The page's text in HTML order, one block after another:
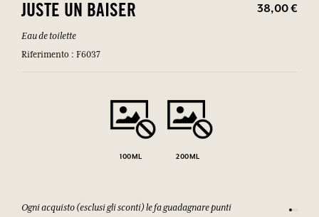
JUSTE UN BAISER 38,00 €
Eau de toilette
Riferimento : F6037
100ML 200ML
Ogni acquisto (esclusi gli sconti) le fa guadagnare punti